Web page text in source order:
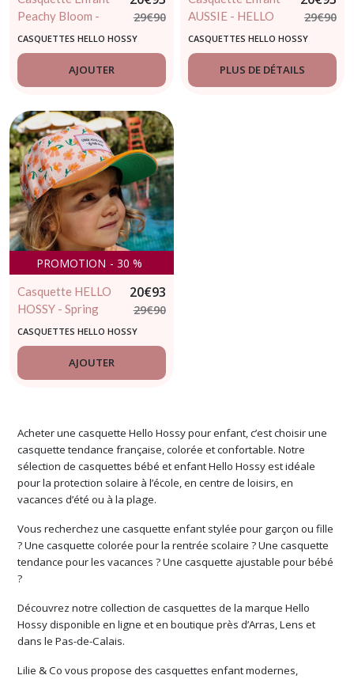
Peachy Bloom -
HELLO HOSSY
29€90
CASQUETTES HELLO HOSSY
AJOUTER
AUSSIE - HELLO
HOSSY - 2/5ans
29€90
CASQUETTES HELLO HOSSY
PLUS DE DÉTAILS
PROMOTION - 30 %
Casquette HELLO
HOSSY - Spring
Time - Casquette
enfant tendance
20€93
29€90
CASQUETTES HELLO HOSSY
AJOUTER
Acheter une casquette Hello Hossy pour enfant, c’est choisir une
casquette tendance française, colorée et confortable. Notre
sélection de casquettes bébé et enfant Hello Hossy est idéale
pour la protection solaire à l’école, en centre de loisirs, en
vacances d’été ou à la plage.
Vous recherchez une casquette enfant stylée pour garçon ou fille
? Une casquette colorée pour la rentrée scolaire ? Une casquette
tendance pour les vacances ? Une casquette ajustable pour bébé
?
Découvrez notre collection de casquettes de la marque Hello
Hossy disponible en ligne et en boutique près d’Arras, Lens et
dans le Pas-de-Calais.
Lilie & Co vous propose des casquettes enfant modernes,